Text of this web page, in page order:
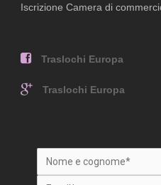
Iscrizione Camera di
Traslochi Europa
Traslochi Europa